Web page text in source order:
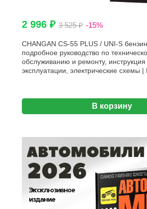
2 996 ₽ 3 525 ₽ -15%
CHANGAN CS-55 PLUS / UNI-S
подробное руководство по
обслуживанию и ремонту,
эксплуатации, электрические схемы
В корзину